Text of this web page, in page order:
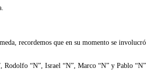
recordemos que en su momento se
“N”, Israel “N”, Marco “N” y Pablo